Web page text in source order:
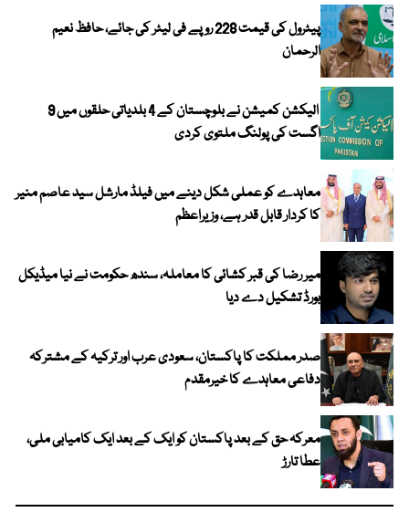
پیٹرول کی قیمت 228 روپے فی لیٹر کی جائے، حافظ نعیم
الرحمان
الیکشن کمیشن نے بلوچستان کے 4 بلدیاتی حلقوں میں 9
اگست کی پولنگ ملتوی کردی
معاہدے کو عملی شکل دینے میں فیلڈ مارشل سید عاصم منیر
کا کردار قابل قدر ہے، وزیراعظم
میر رضا کی قبر کشائی کا معاملہ، سندھ حکومت نے نیا میڈیکل
بورڈ تشکیل دے دیا
صدر مملکت کا پاکستان، سعودی عرب اور ترکیہ کے مشترکہ
دفاعی معاہدے کا خیرمقدم
معرکہ حق کے بعد پاکستان کو ایک کے بعد ایک کامیابی ملی،
عطا تارڑ